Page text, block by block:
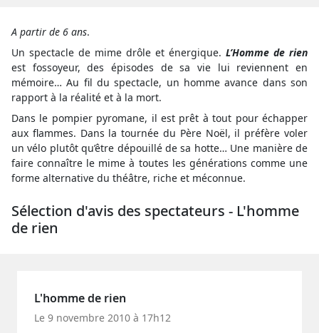
A partir de 6 ans.
Un spectacle de mime drôle et énergique. L’Homme de rien
est fossoyeur, des épisodes de sa vie lui reviennent en
mémoire… Au fil du spectacle, un homme avance dans son
rapport à la réalité et à la mort.
Dans le pompier pyromane, il est prêt à tout pour échapper
aux flammes. Dans la tournée du Père Noël, il préfère voler
un vélo plutôt qu’être dépouillé de sa hotte… Une manière de
faire connaître le mime à toutes les générations comme une
forme alternative du théâtre, riche et méconnue.
Sélection d'avis des spectateurs - L'homme
de rien
L'homme de rien
Le 9 novembre 2010 à 17h12